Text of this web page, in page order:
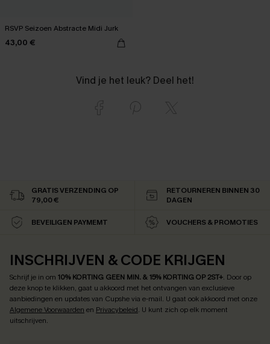
RSVP Seizoen Abstracte Midi Jurk
43,00 €
Vind je het leuk? Deel het!
GRATIS VERZENDING OP
79,00 €
RETOURNEREN BINNEN 30
DAGEN
BEVEILIGEN PAYMEMT VOUCHERS & PROMOTIES
INSCHRIJVEN & CODE KRIJGEN
Schrijf je in om 10% KORTING GEEN MIN. & 15% KORTING OP 2ST+. Door op
deze knop te klikken, gaat u akkoord met het ontvangen van exclusieve
aanbiedingen en updates van Cupshe via e-mail. U gaat ook akkoord met onze
Algemene Voorwaarden en Privacybeleid. U kunt zich op elk moment
uitschrijven.